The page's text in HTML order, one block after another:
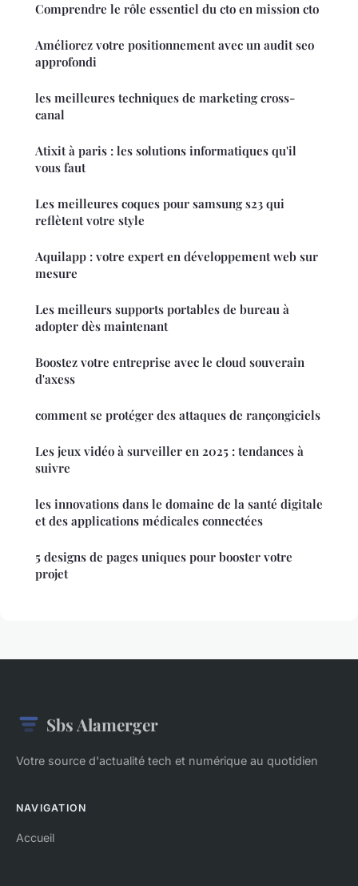
Comprendre le rôle essentiel du cto en mission cto
Améliorez votre positionnement avec un audit seo
approfondi
les meilleures techniques de marketing cross-
canal
Atixit à paris : les solutions informatiques qu'il
vous faut
Les meilleures coques pour samsung s23 qui
reflètent votre style
Aquilapp : votre expert en développement web sur
mesure
Les meilleurs supports portables de bureau à
adopter dès maintenant
Boostez votre entreprise avec le cloud souverain
d'axess
comment se protéger des attaques de rançongiciels
Les jeux vidéo à surveiller en 2025 : tendances à
suivre
les innovations dans le domaine de la santé digitale
et des applications médicales connectées
5 designs de pages uniques pour booster votre
projet
Sbs Alamerger
Votre source d'actualité tech et numérique au quotidien
NAVIGATION
Accueil